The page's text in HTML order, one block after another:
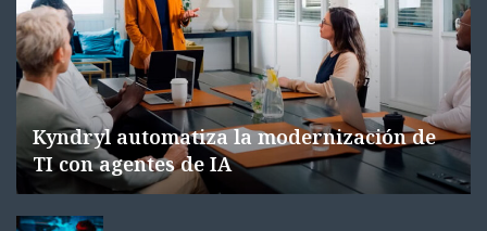
Kyndryl automatiza la modernización de
TI con agentes de IA